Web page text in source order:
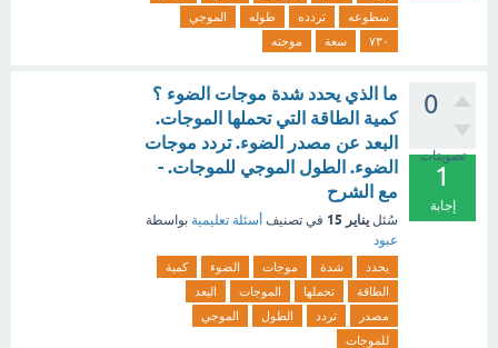
سطوعه
تردده طوله
الموجي
٧٣٠
سعة موجته
0
تصويتات
1
إجابة
ما الذي يحدد شدة موجات الضوء ؟
كمية الطاقة التي تحملها الموجات.
البعد عن مصدر الضوء. تردد موجات
الضوء. الطول الموجي للموجات. -
مع الشرح
سُئل يناير 15 في تصنيف أسئلة تعليمية بواسطة
عبود
يحدد شدة موجات الضوء
كمية
الطاقة
تحملها الموجات
البعد
مصدر
تردد الطول
الموجي
للموجات